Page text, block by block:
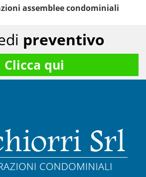
assemblee condominiali
preventivo
Clicca qui